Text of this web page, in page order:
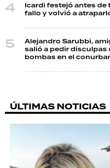
Icardi festejó antes de
fallo y volvió a
Alejandro Sarubbi,
salió a pedir
bombas en el
ÚLTIMAS NOTICIAS